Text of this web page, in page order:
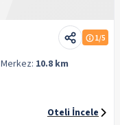
1/5
Merkez: 10.8 km
Oteli İncele